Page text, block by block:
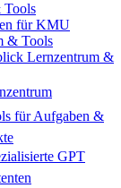
Tools
für KMU
& Tools
Lernzentrum &
für Aufgaben &
GPT